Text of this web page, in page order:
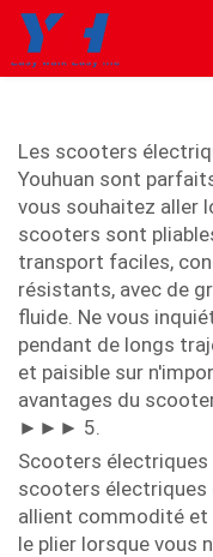
scooter de
Les scooters
Youhuan sont
vous souhaitez aller
scooters sont
transport faciles,
résistants, avec de
fluide. Ne vous
pendant de longs
et paisible sur
avantages du
►►► 5.
Scooters électriques
scooters électriques
allient commodité
le plier lorsque vous